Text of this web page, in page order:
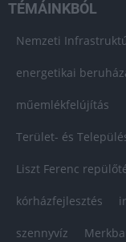
TÉMÁINKBÓL
Nemzeti
energetikai
műemlékfelújítás
Terület- és
Liszt Ferenc
kórházfejlesztés
szennyvíz